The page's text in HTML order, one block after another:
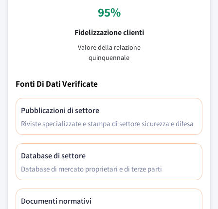
95%
Fidelizzazione clienti
Valore della relazione
quinquennale
Fonti Di Dati Verificate
Pubblicazioni di settore
Riviste specializzate e stampa di settore sicurezza e difesa
Database di settore
Database di mercato proprietari e di terze parti
Documenti normativi